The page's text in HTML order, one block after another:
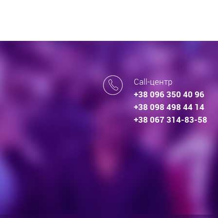
Call-центр
+38 096 350 40 96
+38 098 498 44 14
+38 067 314-83-58